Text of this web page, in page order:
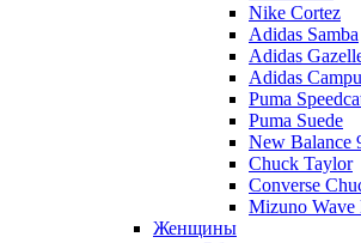
Nike Cortez
Adidas Samba
Adidas
Adidas
Puma
Puma Suede
New Balance
Chuck Taylor
Converse
Mizuno Wave
Женщины